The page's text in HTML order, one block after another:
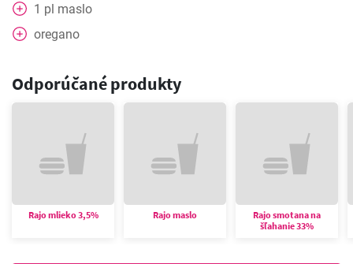
1 pl maslo
oregano
Odporúčané produkty
Rajo mlieko 3,5% Rajo maslo
Rajo smotana na
šľahanie 33%